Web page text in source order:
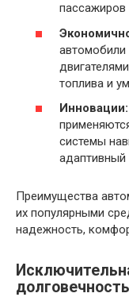
топлива и
Инновации:
системы
адаптивный
Преимущества
их популярными
надежность,
долговечность